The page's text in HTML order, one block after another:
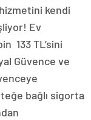
hizmetini kendi
Ev
133 TL’sini
Güvence ve
bağlı sigorta